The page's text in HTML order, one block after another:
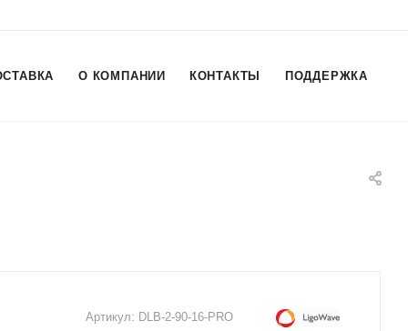
О КОМПАНИИ КОНТАКТЫ ПОДДЕРЖКА
Артикул: DLB-2-90-16-PRO